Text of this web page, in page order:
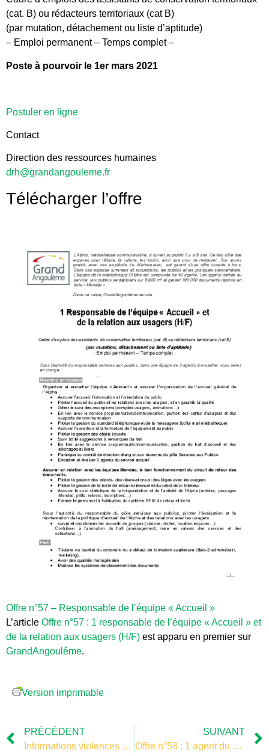
(cat. B) ou rédacteurs territoriaux (cat B)
(par mutation, détachement ou liste d’aptitude)
– Emploi permanent – Temps complet –
Poste à pourvoir le 1er mars 2021
Postuler en ligne
Contact
Direction des ressources humaines
drh@grandangouleme.fr
Télécharger l’offre
Offre n°57 – Responsable de l’équipe « Accueil »
L’article Offre n°57 : 1 responsable de l’équipe « Accueil » et
de la relation aux usagers (H/F) est apparu en premier sur
GrandAngoulême.
Version imprimable
PRÉCÉDENT
Informations violences conjugales
SUIVANT
Offre n°58 : 1 agent du circuit du document (H/F)